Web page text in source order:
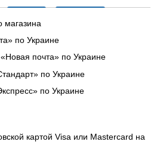
магазина
по Украине
почта» по Украине
по Украине
по Украине
картой Visa или Mastercard на